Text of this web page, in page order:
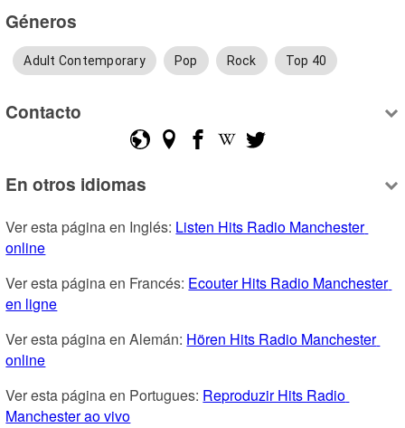
Géneros
Adult Contemporary Pop Rock Top 40
Contacto
En otros idiomas
Ver esta página en Inglés: Listen Hits Radio Manchester
online
Ver esta página en Francés: Ecouter Hits Radio Manchester
en ligne
Ver esta página en Alemán: Hören Hits Radio Manchester
online
Ver esta página en Portugues: Reproduzir Hits Radio
Manchester ao vivo